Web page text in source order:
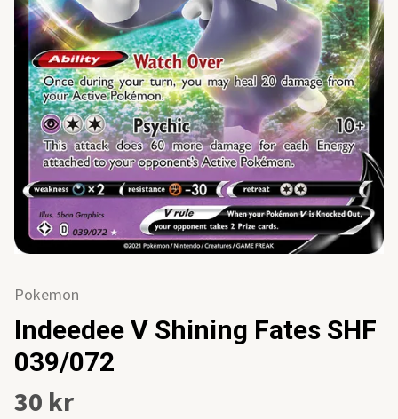
Pokemon
Indeedee V Shining Fates SHF
039/072
30 kr